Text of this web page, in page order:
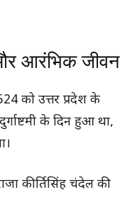
आरंभिक जीवन
को उत्तर प्रदेश के
के दिन हुआ था,
कीर्तिसिंह चंदेल की